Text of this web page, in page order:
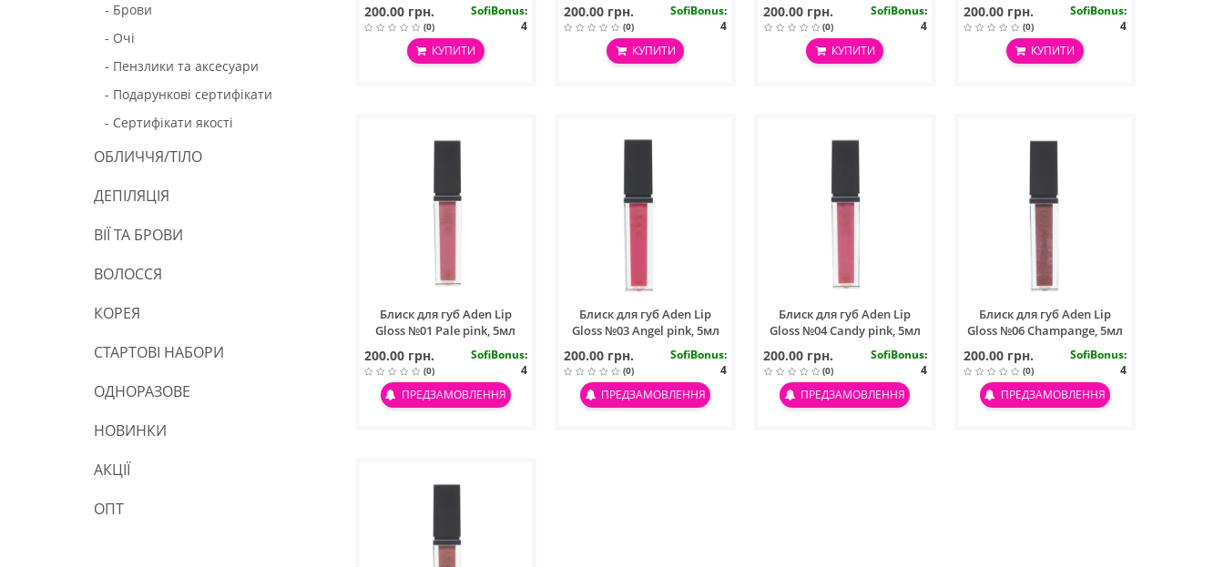
- Брови
- Очі
- Пензлики та аксесуари
- Подарункові сертифікати
- Сертифікати якості
ОБЛИЧЧЯ/ТІЛО
ДЕПІЛЯЦІЯ
ВІЇ ТА БРОВИ
ВОЛОССЯ
КОРЕЯ
СТАРТОВІ НАБОРИ
ОДНОРАЗОВЕ
НОВИНКИ
АКЦІЇ
ОПТ
200.00 грн.
(0)
SofiBonus:
4
КУПИТИ
200.00 грн.
(0)
SofiBonus:
4
КУПИТИ
200.00 грн.
(0)
SofiBonus:
4
КУПИТИ
200.00 грн.
(0)
SofiBonus:
4
КУПИТИ
Блиск для губ Aden Lip
Gloss №01 Pale pink, 5мл
200.00 грн.
(0)
SofiBonus:
4
ПРЕДЗАМОВЛЕННЯ
Блиск для губ Aden Lip
Gloss №03 Angel pink, 5мл
200.00 грн.
(0)
SofiBonus:
4
ПРЕДЗАМОВЛЕННЯ
Блиск для губ Aden Lip
Gloss №04 Candy pink, 5мл
200.00 грн.
(0)
SofiBonus:
4
ПРЕДЗАМОВЛЕННЯ
Блиск для губ Aden Lip
Gloss №06 Champange, 5мл
200.00 грн.
(0)
SofiBonus:
4
ПРЕДЗАМОВЛЕННЯ